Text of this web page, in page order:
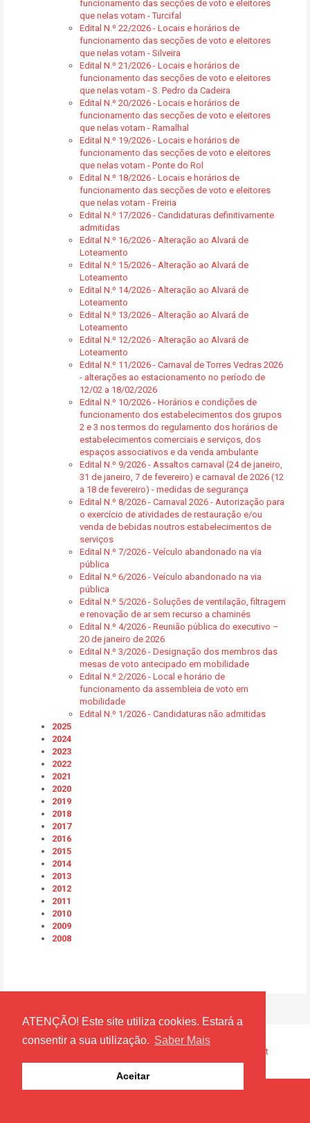
ATENÇÃO! Este site utiliza cookies. Estará a
consentir a sua utilização. Saber Mais
Aceitar
funcionamento das secções de voto e eleitores
que nelas votam - Turcifal
Edital N.º 22/2026 - Locais e horários de
funcionamento das secções de voto e eleitores
que nelas votam - Silveira
Edital N.º 21/2026 - Locais e horários de
funcionamento das secções de voto e eleitores
que nelas votam - S. Pedro da Cadeira
Edital N.º 20/2026 - Locais e horários de
funcionamento das secções de voto e eleitores
que nelas votam - Ramalhal
Edital N.º 19/2026 - Locais e horários de
funcionamento das secções de voto e eleitores
que nelas votam - Ponte do Rol
Edital N.º 18/2026 - Locais e horários de
funcionamento das secções de voto e eleitores
que nelas votam - Freiria
Edital N.º 17/2026 - Candidaturas definitivamente
admitidas
Edital N.º 16/2026 - Alteração ao Alvará de
Loteamento
Edital N.º 15/2026 - Alteração ao Alvará de
Loteamento
Edital N.º 14/2026 - Alteração ao Alvará de
Loteamento
Edital N.º 13/2026 - Alteração ao Alvará de
Loteamento
Edital N.º 12/2026 - Alteração ao Alvará de
Loteamento
Edital N.º 11/2026 - Carnaval de Torres Vedras 2026
- alterações ao estacionamento no período de
12/02 a 18/02/2026
Edital N.º 10/2026 - Horários e condições de
funcionamento dos estabelecimentos dos grupos
2 e 3 nos termos do regulamento dos horários de
estabelecimentos comerciais e serviços, dos
espaços associativos e da venda ambulante
Edital N.º 9/2026 - Assaltos carnaval (24 de janeiro,
31 de janeiro, 7 de fevereiro) e carnaval de 2026 (12
a 18 de fevereiro) - medidas de segurança
Edital N.º 8/2026 - Carnaval 2026 - Autorização para
o exercício de atividades de restauração e/ou
venda de bebidas noutros estabelecimentos de
serviços
Edital N.º 7/2026 - Veículo abandonado na via
pública
Edital N.º 6/2026 - Veículo abandonado na via
pública
Edital N.º 5/2026 - Soluções de ventilação, filtragem
e renovação de ar sem recurso a chaminés
Edital N.º 4/2026 - Reunião pública do executivo –
20 de janeiro de 2026
Edital N.º 3/2026 - Designação dos membros das
mesas de voto antecipado em mobilidade
Edital N.º 2/2026 - Local e horário de
funcionamento da assembleia de voto em
mobilidade
Edital N.º 1/2026 - Candidaturas não admitidas
2025
2024
2023
2022
2021
2020
2019
2018
2017
2016
2015
2014
2013
2012
2011
2010
2009
2008
Slingshot